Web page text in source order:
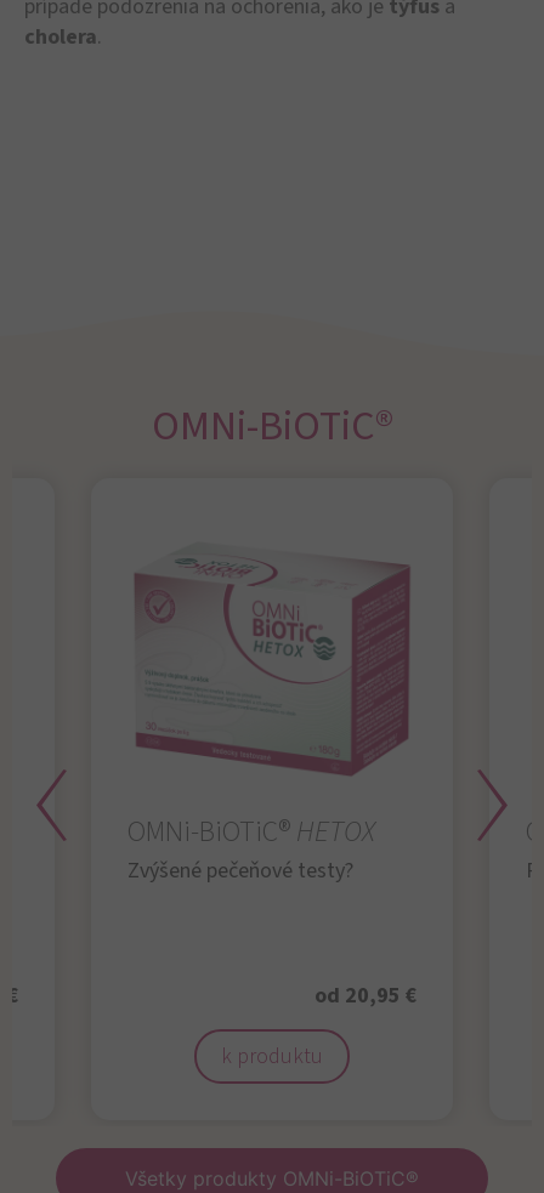
prípade podozrenia na ochorenia, ako je týfus a
cholera.
OMNi-BiOTiC®
€
OMNi-BiOTiC®HETOX
Zvýšené pečeňové testy?
od 20,95 €
k produktu
Všetky produkty OMNi-BiOTiC®